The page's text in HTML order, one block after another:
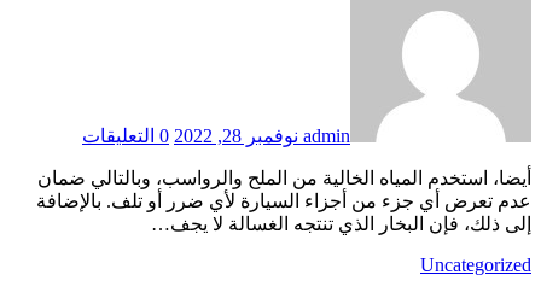
admin نوفمبر 28, 2022 0 التعليقات
عدم تعرض أي جزء من أجزاء السيارة لأي ضرر أو تلف. بالإضافة
إلى ذلك، فإن البخار الذي تنتجه الغسالة لا يجف…
Uncategorized